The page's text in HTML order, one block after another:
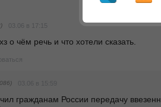
03.06 в 17:15
о чём речь и что хотели сказать.
03.06 в 15:59
гражданам России передачу